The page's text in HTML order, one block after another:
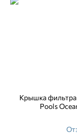
Крышка
Pools